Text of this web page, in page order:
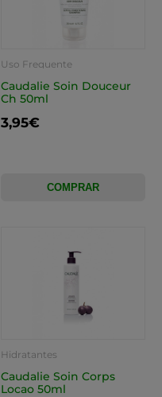
Uso Frequente
Caudalie Soin Douceur
Ch 50ml
3,95€
COMPRAR
Hidratantes
Caudalie Soin Corps
Locao 50ml